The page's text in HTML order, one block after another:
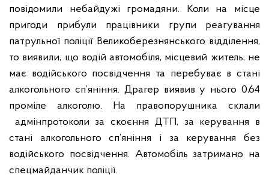
повідомили небайдужі громадяни. Коли на місце
пригоди прибули працівники групи реагування
патрульної поліції Великоберезнянського відділення,
то виявили, що водій автомобіля, місцевий житель, не
має водійського посвідчення та перебуває в стані
алкогольного сп’яніння. Драгер виявив у нього 0,64
проміле алкоголю. На правопорушника склали
адмінпротоколи за скоєння ДТП, за керування в
стані алкогольного сп’яніння і за керування без
водійського посвідчення. Автомобіль затримано на
спецмайданчик поліції.